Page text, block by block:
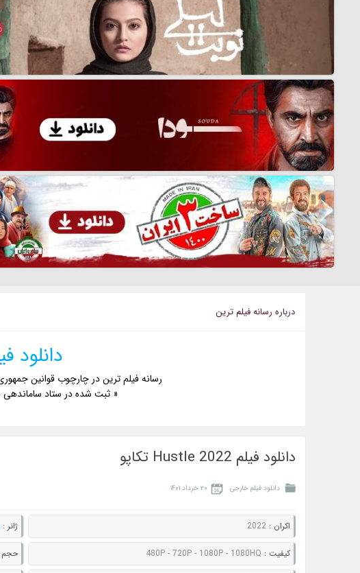
درباره رسانه فيلم ترين
دانلود
رسانه فیلم ترین در چارچوب قوانین
« ثبت شده در ستاد ساماندهی
دانلود فیلم Hustle 2022 تکاپو
دانلود فیلم خارجی ۲۰ خرداد ۱۴۰۱
اکران :2022 ژانر :
کيفيت : 480P - 720P - 1080P - 1080HQ حجم